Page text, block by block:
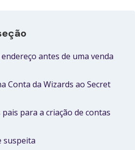
antes de uma venda
Conta da Wizards ao Secret
para a criação de contas
suspeita